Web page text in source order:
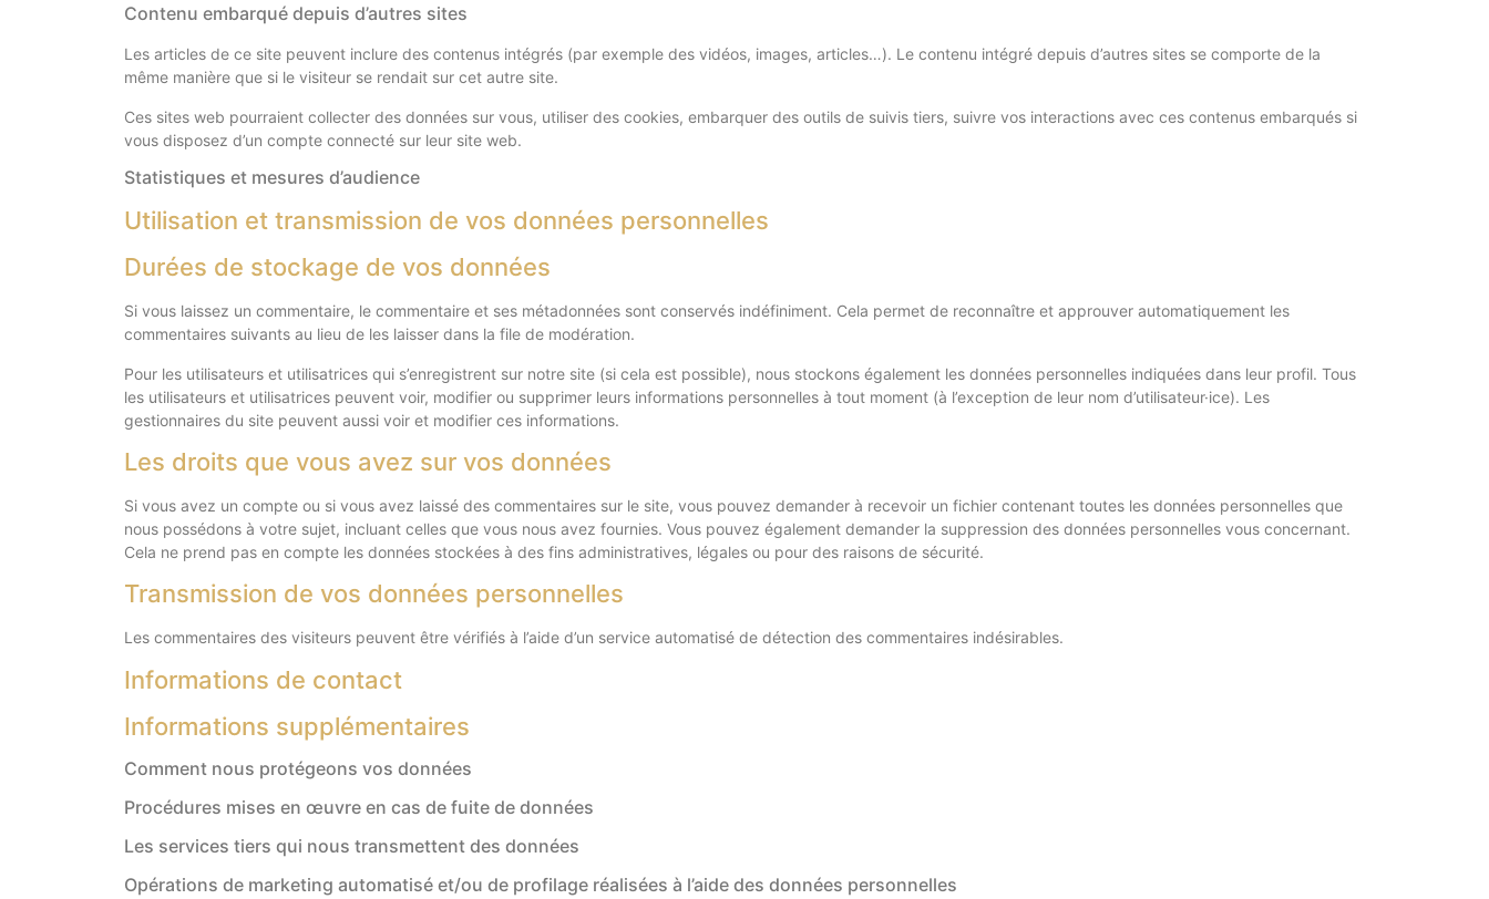
Contenu embarqué depuis d’autres sites
Les articles de ce site peuvent inclure des contenus intégrés (par exemple des vidéos, images, articles…). Le contenu intégré depuis d’autres sites se comporte de la
même manière que si le visiteur se rendait sur cet autre site.
Ces sites web pourraient collecter des données sur vous, utiliser des cookies, embarquer des outils de suivis tiers, suivre vos interactions avec ces contenus embarqués si
vous disposez d’un compte connecté sur leur site web.
Statistiques et mesures d’audience
Utilisation et transmission de vos données personnelles
Durées de stockage de vos données
Si vous laissez un commentaire, le commentaire et ses métadonnées sont conservés indéfiniment. Cela permet de reconnaître et approuver automatiquement les
commentaires suivants au lieu de les laisser dans la file de modération.
Pour les utilisateurs et utilisatrices qui s’enregistrent sur notre site (si cela est possible), nous stockons également les données personnelles indiquées dans leur profil. Tous
les utilisateurs et utilisatrices peuvent voir, modifier ou supprimer leurs informations personnelles à tout moment (à l’exception de leur nom d’utilisateur·ice). Les
gestionnaires du site peuvent aussi voir et modifier ces informations.
Les droits que vous avez sur vos données
Si vous avez un compte ou si vous avez laissé des commentaires sur le site, vous pouvez demander à recevoir un fichier contenant toutes les données personnelles que
nous possédons à votre sujet, incluant celles que vous nous avez fournies. Vous pouvez également demander la suppression des données personnelles vous concernant.
Cela ne prend pas en compte les données stockées à des fins administratives, légales ou pour des raisons de sécurité.
Transmission de vos données personnelles
Les commentaires des visiteurs peuvent être vérifiés à l’aide d’un service automatisé de détection des commentaires indésirables.
Informations de contact
Informations supplémentaires
Comment nous protégeons vos données
Procédures mises en œuvre en cas de fuite de données
Les services tiers qui nous transmettent des données
Opérations de marketing automatisé et/ou de profilage réalisées à l’aide des données personnelles